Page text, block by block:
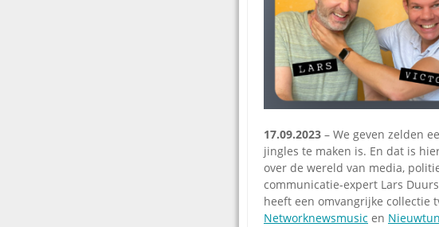
17.09.2023 – We geven zelden
jingles te maken is. En dat is
over de wereld van media,
communicatie-expert Lars
heeft een omvangrijke collectie
Networknewsmusic en